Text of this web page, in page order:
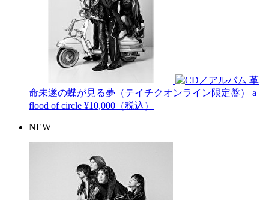
革
命未遂の蝶が見る夢（テイチクオンライン限定盤） a
flood of circle ¥10,000（税込）
NEW